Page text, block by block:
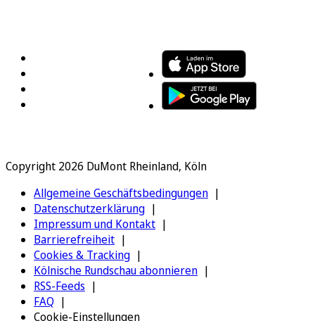
Copyright 2026 DuMont Rheinland, Köln
Allgemeine Geschäftsbedingungen
Datenschutzerklärung
Impressum und Kontakt
Barrierefreiheit
Cookies & Tracking
Kölnische Rundschau abonnieren
RSS-Feeds
FAQ
Cookie-Einstellungen